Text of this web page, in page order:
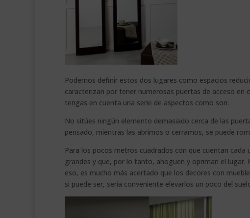
Podemos definir estos dos lugares como espacios
caracterizan por tener numerosas puertas de acceso
tengas en cuenta una serie de aspectos como son:
No sitúes ningún elemento demasiado cerca de las
pensado, mientras las abrimos o cerramos, se puede
Para los pocos metros cuadrados con que cuentan
grandes y que, por lo tanto, ahoguen y opriman el
eso, es mucho más acertado que los decores con
si puede ser, sería conveniente elevarlos un poco del